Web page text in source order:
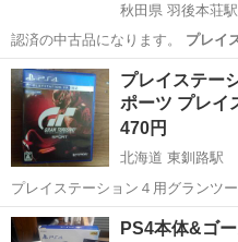
秋田県 羽後本荘駅
認済の中古品になります。 プレイ
可能 …
秋田 由利本荘市
プレイステーション4
プレイステー
ポーツ
470円
北海道 東釧路駅
プレイステーション４用グランツ
ンVR対応ソフト
北海道 釧路市 東釧路駅
PS4本体&ゴ